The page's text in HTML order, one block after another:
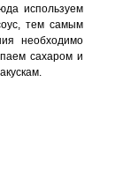
используем
тем самым
необходимо
сахаром и